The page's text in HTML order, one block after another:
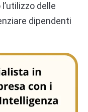
delle
dipendenti